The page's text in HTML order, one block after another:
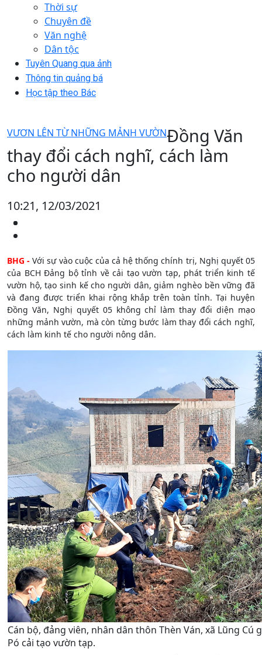
Thời sự
Chuyên đề
Văn nghệ
Dân tộc
Tuyên Quang qua ảnh
Thông tin quảng bá
Học tập theo Bác
VƯƠN LÊN TỪ NHỮNG MẢNH VƯỜNĐồng Văn
thay đổi cách nghĩ, cách làm
cho người dân
10:21, 12/03/2021
BHG -Với sự vào cuộc của cả hệ thống chính trị, Nghị quyết 05
của BCH Đảng bộ tỉnh về cải tạo vườn tạp, phát triển kinh tế
vườn hộ, tạo sinh kế cho người dân, giảm nghèo bền vững đã
và đang được triển khai rộng khắp trên toàn tỉnh. Tại huyện
Đồng Văn, Nghị quyết 05 không chỉ làm thay đổi diện mạo
những mảnh vườn, mà còn từng bước làm thay đổi cách nghĩ,
cách làm kinh tế cho người nông dân.
Cán bộ, đảng viên, nhân dân thôn Thèn Ván, xã Lũng Cú
Pó cải tạo vườn tạp.